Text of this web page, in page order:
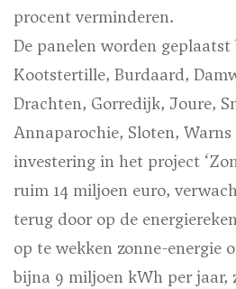
procent verminderen.
De panelen worden
Kootstertille, Burdaard,
Drachten, Gorredijk, Joure,
Annaparochie, Sloten, Warns
investering in het project
ruim 14 miljoen euro,
terug door op de
op te wekken zonne-energie
bijna 9 miljoen kWh per jaar,